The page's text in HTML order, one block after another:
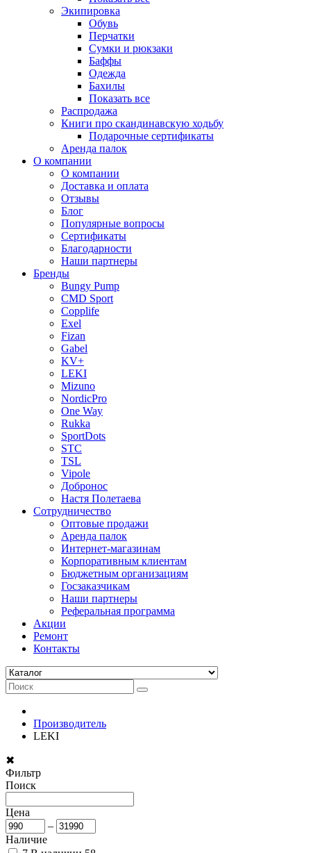
Экипировка
Обувь
Перчатки
Сумки и рюкзаки
Баффы
Одежда
Бахилы
Показать все
Распродажа
Книги про скандинавскую ходьбу
Подарочные сертификаты
Аренда палок
О компании
О компании
Доставка и оплата
Отзывы
Блог
Популярные вопросы
Сертификаты
Благодарности
Наши партнеры
Бренды
Bungy Pump
CMD Sport
Copplife
Exel
Fizan
Gabel
KV+
LEKI
Mizuno
NordicPro
One Way
Rukka
SportDots
STC
TSL
Vipole
Добронос
Настя Полетаева
Сотрудничество
Оптовые продажи
Аренда палок
Интернет-магазинам
Корпоративным клиентам
Бюджетным организациям
Госзаказчикам
Наши партнеры
Реферальная программа
Акции
Ремонт
Контакты
Производитель
LEKI
✖
Фильтр
Поиск
Цена
–
Наличие